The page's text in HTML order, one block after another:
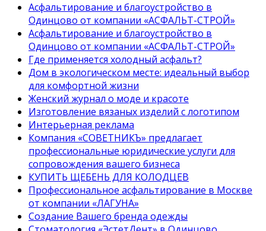
Асфальтирование и благоустройство в
Одинцово от компании «АСФАЛЬТ-СТРОЙ»
Асфальтирование и благоустройство в
Одинцово от компании «АСФАЛЬТ-СТРОЙ»
Где применяется холодный асфальт?
Дом в экологическом месте: идеальный выбор
для комфортной жизни
Женский журнал о моде и красоте
Изготовление вязаных изделий с логотипом
Интерьерная реклама
Компания «СОВЕТНИКЪ» предлагает
профессиональные юридические услуги для
сопровождения вашего бизнеса
КУПИТЬ ЩЕБЕНЬ ДЛЯ КОЛОДЦЕВ
Профессиональное асфальтирование в Москве
от компании «ЛАГУНА»
Создание Вашего бренда одежды